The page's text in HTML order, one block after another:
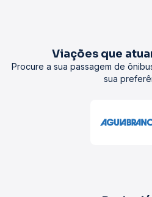
Viações que
Procure a sua passagem de
sua